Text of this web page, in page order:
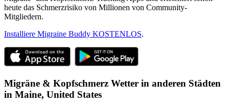
heute das Schmerzrisiko von Millionen von Community-
Mitgliedern.
Installiere Migraine Buddy KOSTENLOS.
Migräne & Kopfschmerz Wetter in anderen Städten
in Maine, United States